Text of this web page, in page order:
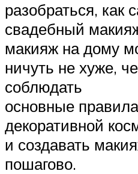
разобраться, как
свадебный
макияж на дому
ничуть не хуже,
соблюдать
основные
декоративной
и создавать
пошагово.